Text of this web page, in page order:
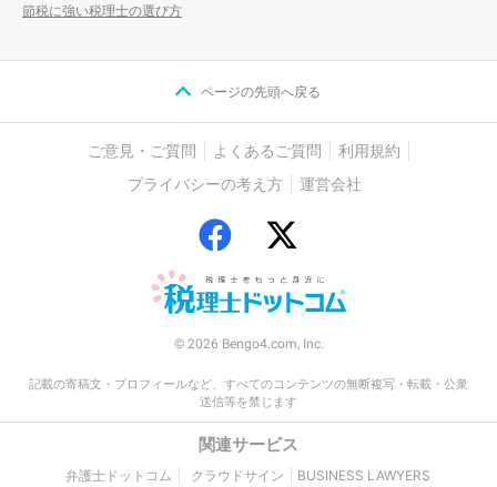
節税に強い税理士の選び方
ページの先頭へ戻る
ご意見・ご質問 よくあるご質問
利用規約
プライバシーの考え方
運営会社
© 2026 Bengo4.com, Inc.
記載の寄稿文・プロフィールなど、すべてのコンテンツの無断複写・転載・公衆
送信等を禁じます
関連サービス
弁護士ドットコム クラウドサイン BUSINESS LAWYERS